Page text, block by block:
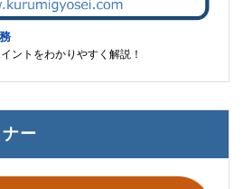
ントをわかりやすく解説！
ー